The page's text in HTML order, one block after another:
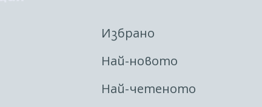
Избрано
Най-новото
Най-четеното